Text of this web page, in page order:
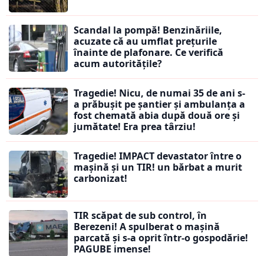
Scandal la pompă! Benzinăriile,
acuzate că au umflat prețurile
înainte de plafonare. Ce verifică
acum autoritățile?
Tragedie! Nicu, de numai 35 de ani s-
a prăbușit pe șantier și ambulanța a
fost chemată abia după două ore și
jumătate! Era prea târziu!
Tragedie! IMPACT devastator între o
mașină și un TIR! un bărbat a murit
carbonizat!
TIR scăpat de sub control, în
Berezeni! A spulberat o mașină
parcată și s-a oprit într-o gospodărie!
PAGUBE imense!